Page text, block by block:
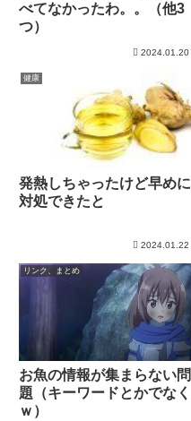
べてなかったわ。。（他3
つ）
2024.01.20
健康
発熱しちゃったけど早めに
対処できたと
2024.01.22
リンク、まとめ
お魚の情報が集まらない問
題（キーワードとかでなく
ｗ）